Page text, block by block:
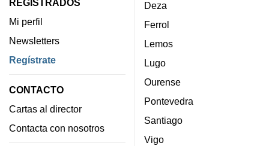
REGISTRADOS
Mi perfil
Newsletters
Regístrate
CONTACTO
Cartas al director
Contacta con nosotros
Deza
Ferrol
Lemos
Lugo
Ourense
Pontevedra
Santiago
Vigo